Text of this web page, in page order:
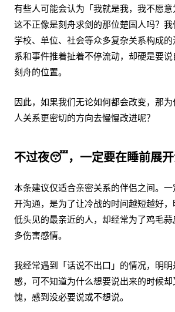
有些人可能会认为「我就是我，我不愿意
这不正像是刻舟求剑的那位楚国人吗？我
学校、单位、社会等众多复杂关系构成
系和事件推着扯着不停流动，却硬是要
刻舟的位置。
因此，如果我们无论如何都会改变，那
人关系更密切的方向去慢慢改进呢？
不过夜😴，一定要在睡前展
本条建议仅适合亲密关系的伴侣之间。
开沟通，是为了让冷战的时间越短越好
低头见的最亲近的人，却经常为了鸡毛蒜
多伤害感情。
我经常遇到「话说不出口」的情况，明
感，可不知道为什么想要说出来的时候
愧，感到没必要说或不想说。